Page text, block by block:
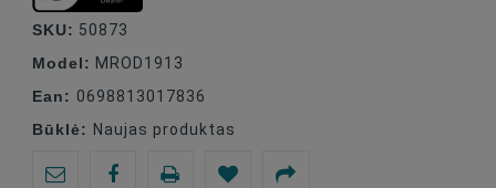
SKU: 50873
Model: MROD1913
Ean: 0698813017836
Būklė: Naujas produktas